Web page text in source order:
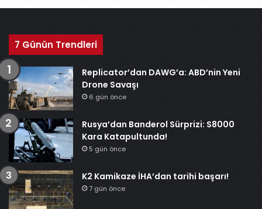
7 Günün Trendleri
Replicator’dan DAWG’a: ABD’nin Yeni
Drone Savaşı
6 gün önce
Rusya’dan Banderol Sürprizi: S8000
Kara Katapultunda!
5 gün önce
K2 Kamikaze İHA’dan tarihi başarı!
7 gün önce